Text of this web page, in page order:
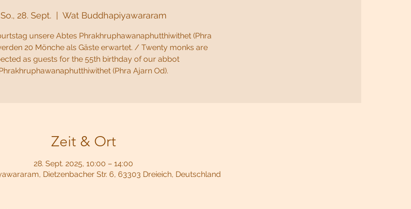
So., 28. Sept.
  |
Wat Buddhapiyawararam
unsere Abtes Phrakhruphawanaphutthiwithet (Phra
20 Mönche als Gäste erwartet. / Twenty monks are
as guests for the 55th birthday of our abbot
(Phra Ajarn Od).
Zeit & Ort
28. Sept. 2025, 10:00 – 14:00
Dietzenbacher Str. 6, 63303 Dreieich, Deutschland